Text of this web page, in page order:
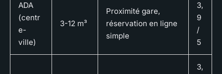
ADA
(centr
e-
ville)
3-12 m³
Proximité gare,
réservation en ligne
simple
3,
9
/
5
3,